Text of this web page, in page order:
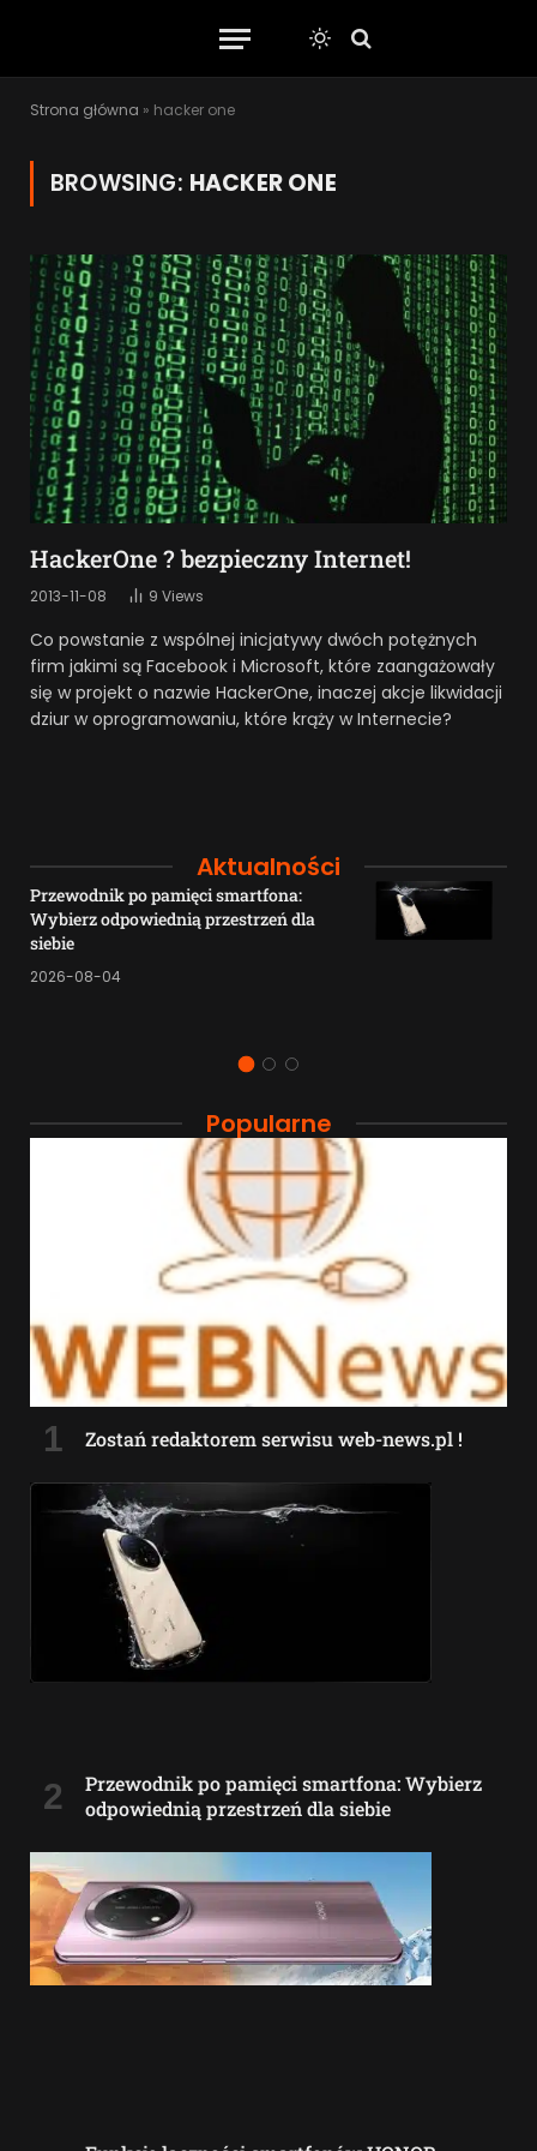
Strona główna » hacker one
BROWSING: HACKER ONE
HackerOne ? bezpieczny Internet!
2013-11-08 9 Views
Co powstanie z wspólnej inicjatywy dwóch potężnych
firm jakimi są Facebook i Microsoft, które zaangażowały
się w projekt o nazwie HackerOne, inaczej akcje likwidacji
dziur w oprogramowaniu, które krąży w Internecie?
Aktualności
Przewodnik po pamięci smartfona:
Wybierz odpowiednią przestrzeń dla
siebie
2026-08-04
Popularne
Zostań redaktorem serwisu web-news.pl !
Przewodnik po pamięci smartfona: Wybierz
odpowiednią przestrzeń dla siebie